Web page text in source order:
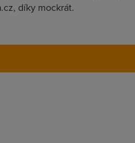
díky mockrát.